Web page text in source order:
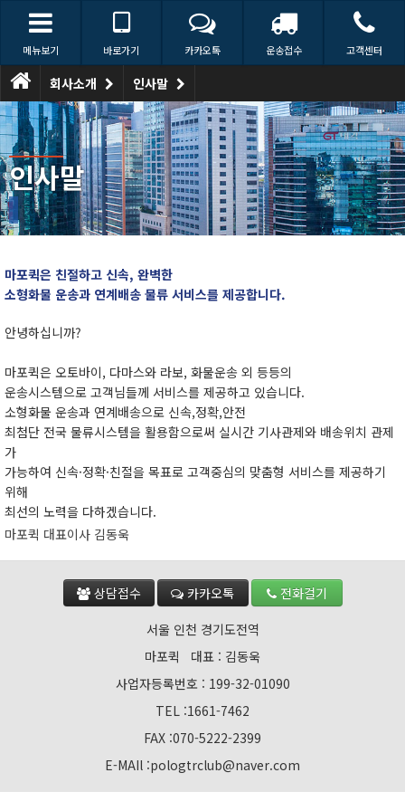
메뉴보기 바로가기 카카오톡 운송접수 고객센터
회사소개 인사말
인사말
마포퀵은 친절하고 신속, 완벽한
소형화물 운송과 연계배송 물류 서비스를 제공합니다.
안녕하십니까?
마포퀵은 오토바이, 다마스와 라보, 화물운송 외 등등의
운송시스템으로 고객님들께 서비스를 제공하고 있습니다.
소형화물 운송과 연계배송으로 신속,정확,안전
최첨단 전국 물류시스템을 활용함으로써 실시간 기사관제와 배송위치 관제
가
가능하여 신속·정확·친절을 목표로 고객중심의 맞춤형 서비스를 제공하기
위해
최선의 노력을 다하겠습니다.
마포퀵 대표이사 김동욱
상담접수 카카오톡
전화걸기
서울 인천 경기도전역
마포퀵 대표 : 김동욱
사업자등록번호 : 199-32-01090
TEL :1661-7462
FAX :070-5222-2399
E-MAIl :pologtrclub@naver.com